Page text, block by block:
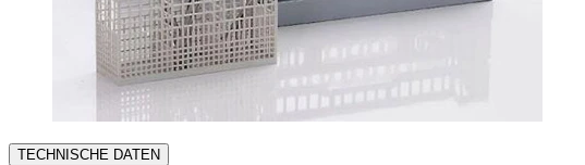
TECHNISCHE DATEN